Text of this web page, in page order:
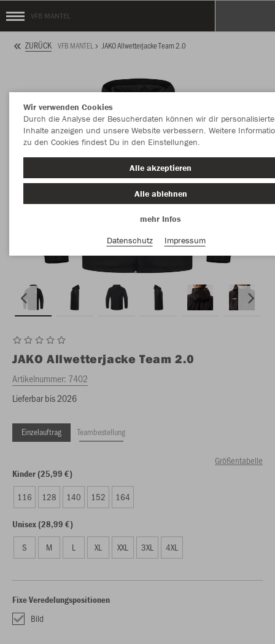
VFB MANTEL
ZURÜCK VFB MANTEL JAKO Allwetterjacke Team 2.0
JAKO Allwetterjacke Team 2.0
Artikelnummer: 7402
Lieferbar bis 2026
Einzelauftrag Teambestellung
Größentabelle
Kinder (25,99 €)
116 128 140 152 164
Unisex (28,99 €)
S M L XL XXL 3XL 4XL
Fixe Veredelungspositionen
Bild
Wir verwenden Cookies
Durch die Analyse der Besucherdaten können wir dir personalisierte
Inhalte anzeigen und unsere Website verbessern. Weitere
zu den Cookies findest Du in den Einstellungen.
Alle akzeptieren
Alle ablehnen
mehr Infos
Datenschutz
Impressum